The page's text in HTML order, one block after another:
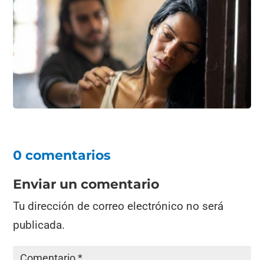
0 comentarios
Enviar un comentario
Tu dirección de correo electrónico no será
publicada.